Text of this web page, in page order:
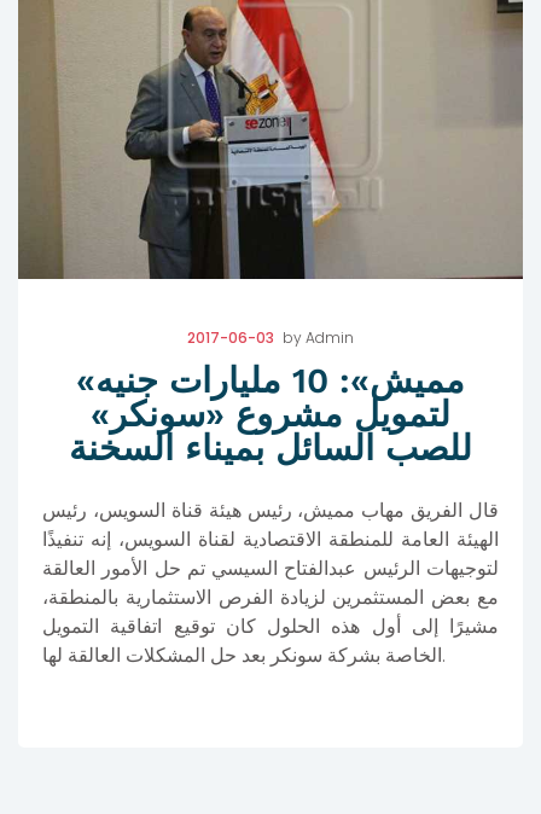
2017-06-03 byAdmin
«مميش»: 10 مليارات جنيه
لتمويل مشروع «سونكر»
للصب السائل بميناء السخنة
قال الفريق مهاب مميش، رئيس هيئة قناة السويس، رئيس
الهيئة العامة للمنطقة الاقتصادية لقناة السويس، إنه تنفيذًا
لتوجيهات الرئيس عبدالفتاح السيسي تم حل الأمور العالقة
مع بعض المستثمرين لزيادة الفرص الاستثمارية بالمنطقة،
مشيرًا إلى أول هذه الحلول كان توقيع اتفاقية التمويل
الخاصة بشركة سونكر بعد حل المشكلات العالقة لها.